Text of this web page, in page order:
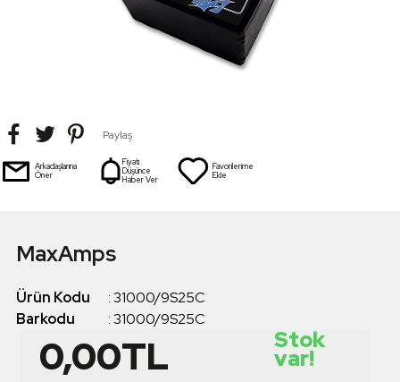
Paylaş
Arkadaşlarına
Öner
Fiyatı
Düşünce
Haber Ver
Favorilerime
Ekle
MaxAmps
Ürün Kodu :31000/9S25C
Barkodu
:31000/9S25C
0,00TL Stok
var!